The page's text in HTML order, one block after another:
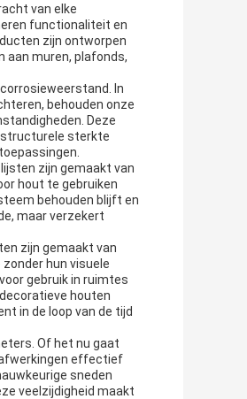
van elke
functionaliteit en
zijn ontworpen
aan muren, plafonds,
In
behouden onze
Deze
structurele sterkte
zijn gemaakt van
hout te gebruiken
behouden blijft en
maar verzekert
zijn gemaakt van
hun visuele
gebruik in ruimtes
houten
in de loop van de tijd
Of het nu gaat
effectief
sneden
veelzijdigheid maakt